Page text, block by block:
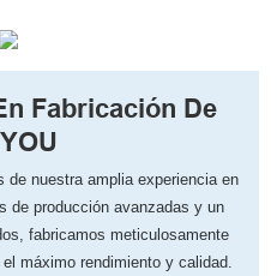
Fabricación De
nuestra amplia experiencia en
de producción avanzadas y un
fabricamos meticulosamente
máximo rendimiento y calidad.